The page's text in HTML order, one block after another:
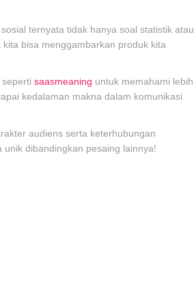
ternyata tidak hanya soal statistik atau
bisa menggambarkan produk kita
saasmeaning untuk memahami lebih
kedalaman makna dalam komunikasi
audiens serta keterhubungan
dibandingkan pesaing lainnya!